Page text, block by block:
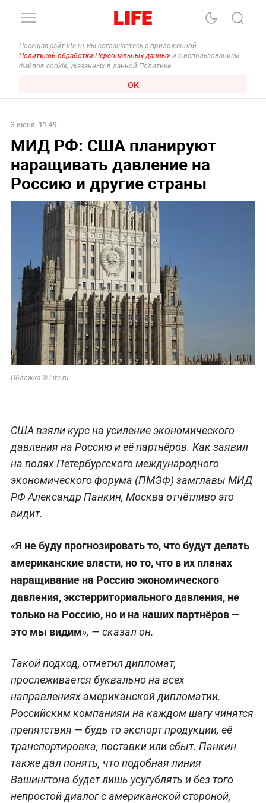
Посещая сайт life.ru, Вы соглашаетесь с приложенной
Политикой обработки Персональных данных и с использованием
файлов cookie, указанных в данной Политике.
ОК
3 июня, 11:49
МИД РФ: США планируют
наращивать давление на
Россию и другие страны
Обложка © Life.ru
США взяли курс на усиление экономического
давления на Россию и её партнёров. Как заявил
на полях Петербургского международного
экономического форума (ПМЭФ) замглавы МИД
РФ Александр Панкин, Москва отчётливо это
видит.
«Я не буду прогнозировать то, что будут делать
американские власти, но то, что в их планах
наращивание на Россию экономического
давления, экстерриториального давления, не
только на Россию, но и на наших партнёров—
это мы видим», — сказал он.
Такой подход, отметил дипломат,
прослеживается буквально на всех
направлениях американской дипломатии.
Российским компаниям на каждом шагу чинятся
препятствия — будь то экспорт продукции, её
транспортировка, поставки или сбыт. Панкин
также дал понять, что подобная линия
Вашингтона будет лишь усугублять и без того
непростой диалог с американской стороной,